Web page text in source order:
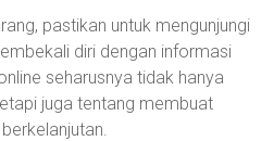
pastikan untuk mengunjungi
diri dengan informasi
seharusnya tidak hanya
juga tentang membuat